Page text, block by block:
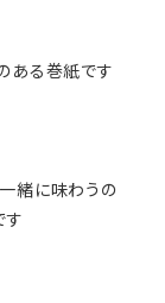
ある巻紙です
緒に味わうの
す